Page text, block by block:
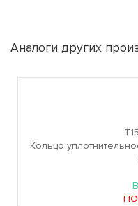
Аналоги других
Кольцо